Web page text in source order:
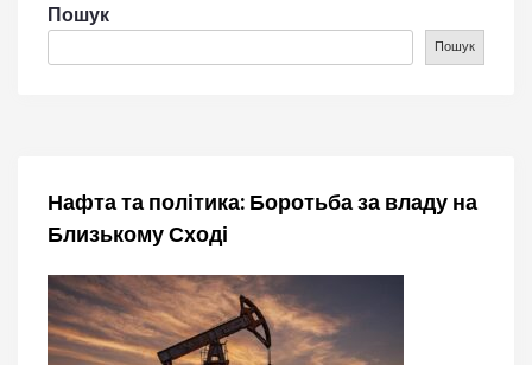
Пошук
Пошук
Нафта та політика: Боротьба за владу на
Близькому Сході